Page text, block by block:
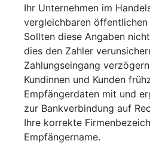
Ihr Unternehmen im
vergleichbaren
Sollten diese Angaben
dies den Zahler
Zahlungseingang
Kundinnen und Kunden
Empfängerdaten mit und
zur Bankverbindung auf
Ihre korrekte
Empfängername.